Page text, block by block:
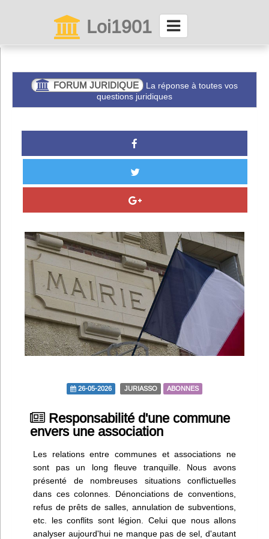
Loi1901
Connexion
Partager
VieAsso
Infos
Divers
Abo Lettrasso
Désabo Lettrasso
Nous contacter
FORUM JURIDIQUE
La réponse à toutes vos
questions juridiques
26-05-2026 JURIASSO ABONNES
Responsabilité d'une commune
envers une association
Les relations entre communes et associations ne
sont pas un long fleuve tranquille. Nous avons
présenté de nombreuses situations conflictuelles
dans ces colonnes. Dénonciations de conventions,
refus de prêts de salles, annulation de subventions,
etc. les conflits sont légion. Celui que nous allons
analyser aujourd'hui ne manque pas de sel, d'autant